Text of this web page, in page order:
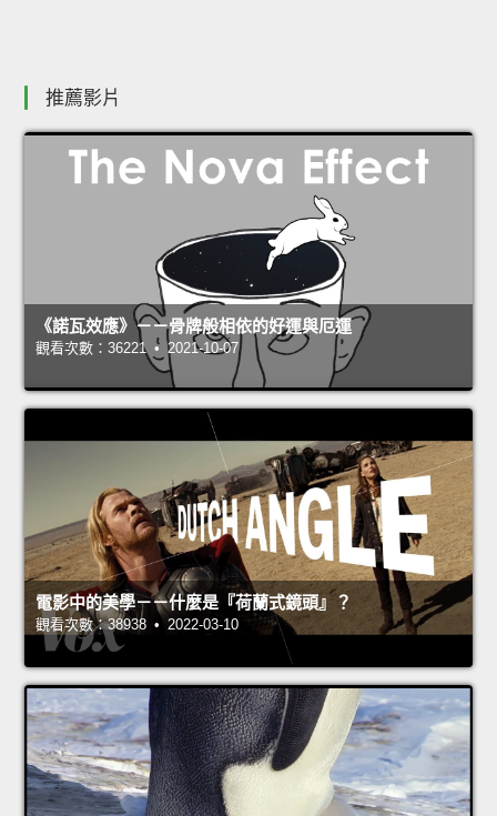
推薦影片
《諾瓦效應》－－骨牌般相依的好運與厄運
觀看次數：36221 • 2021-10-07
電影中的美學－－什麼是『荷蘭式鏡頭』？
觀看次數：38938 • 2022-03-10